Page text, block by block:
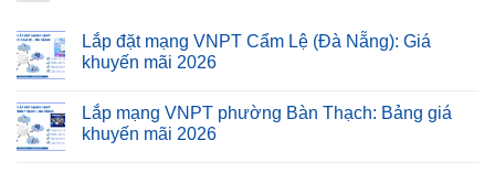
Lắp đặt mạng VNPT Cẩm Lệ (Đà Nẵng): Giá
khuyến mãi 2026
Lắp mạng VNPT phường Bàn Thạch: Bảng giá
khuyến mãi 2026